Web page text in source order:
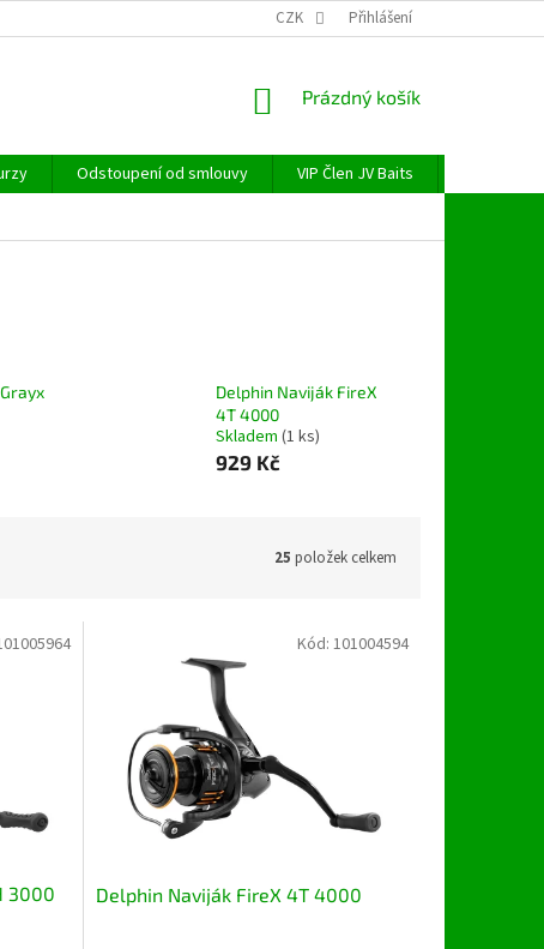
CZK Přihlášení
NÁKUPNÍ
Prázdný košík
Odstoupení od smlouvy VIP Člen JV Baits
Delphin Naviják FireX
4T 4000
Skladem (1 ks)
929 Kč
25 položek celkem
3000 Delphin Naviják FireX 4T 4000
Kód: 101004594